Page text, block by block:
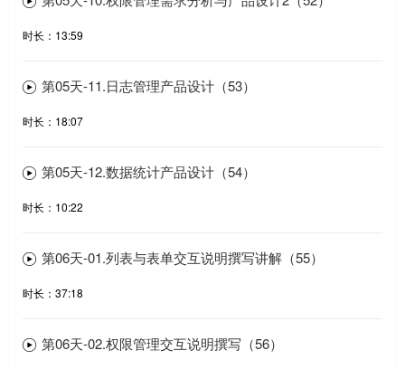
时长：13:59
第05天-11.日志管理产品设计（53）
时长：18:07
第05天-12.数据统计产品设计（54）
时长：10:22
第06天-01.列表与表单交互说明撰写讲解（55）
时长：37:18
第06天-02.权限管理交互说明撰写（56）